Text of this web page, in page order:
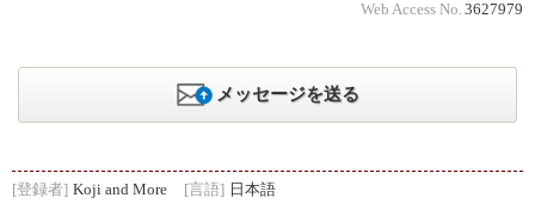
Web Access No. 3627979
メッセージを送る
[登録者] Koji and More [言語] 日本語